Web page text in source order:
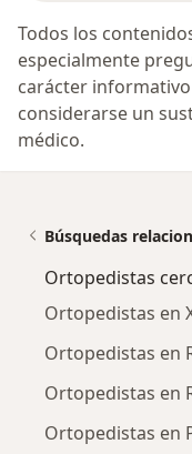
Todos los
especialmente
carácter
considerarse un
médico.
Búsquedas
Ortopedistas
Ortopedistas en
Ortopedistas en
Ortopedistas en
Ortopedistas en